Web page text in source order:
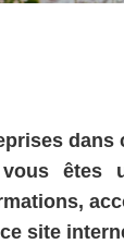
dans
êtes
site